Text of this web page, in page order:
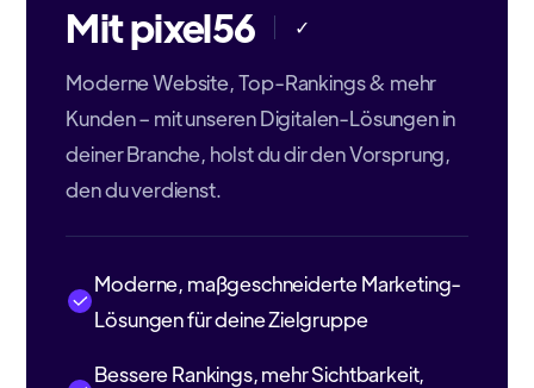
Mit pixel56 ✓
Moderne Website, Top-Rankings & mehr
Kunden – mit unseren Digitalen-Lösungen in
deiner Branche, holst du dir den Vorsprung,
den du verdienst.
Moderne, maßgeschneiderte Marketing-
Lösungen für deine Zielgruppe
Bessere Rankings, mehr Sichtbarkeit,